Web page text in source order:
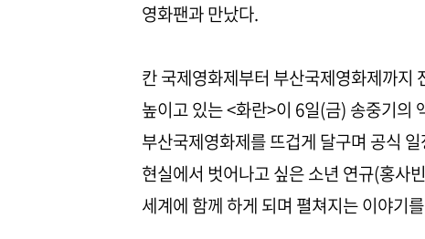
영화팬과 만났다.
칸 국제영화제부터 부산국제영화제까지
높이고 있는 <화란>이 6일(금) 송중기의
부산국제영화제를 뜨겁게 달구며 공식
현실에서 벗어나고 싶은 소년 연규(홍사
세계에 함께 하게 되며 펼쳐지는 이야기